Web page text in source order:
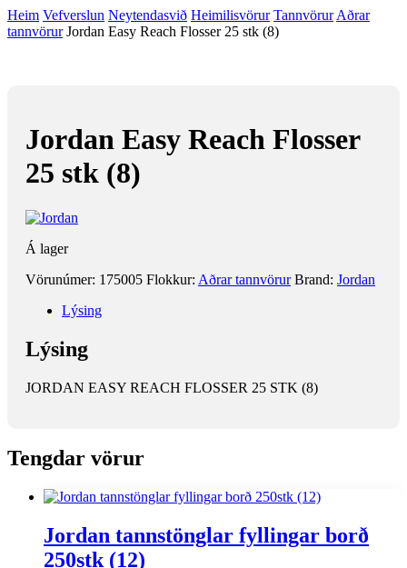
Heim Vefverslun Neytendasvið Heimilisvörur Tannvörur Aðrar
tannvörur Jordan Easy Reach Flosser 25 stk (8)
Jordan Easy Reach Flosser
25 stk (8)
Á lager
Vörunúmer: 175005 Flokkur: Aðrar tannvörur Brand: Jordan
Lýsing
Lýsing
JORDAN EASY REACH FLOSSER 25 STK (8)
Tengdar vörur
Jordan tannstönglar fyllingar borð
250stk (12)